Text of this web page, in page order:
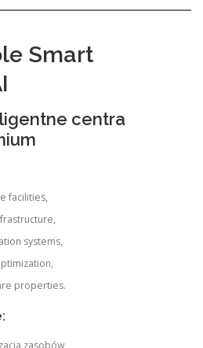
Smart
centra
facilities,
systems,
properties.
zasobów,